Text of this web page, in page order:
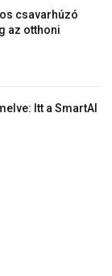
csavarhúzó
az otthoni
Itt a SmartAI